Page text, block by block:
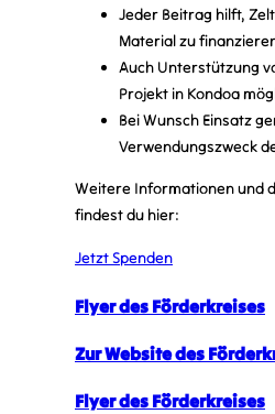
Jeder Beitrag hilft,
Material zu
Auch Unterstützung
Projekt in Kondoa
Bei Wunsch Einsatz
Verwendungszweck
Weitere Informationen und
findest du hier:
Jetzt Spenden
Flyer des Förderkreises
Zur Website des
Flyer des Förderkreises